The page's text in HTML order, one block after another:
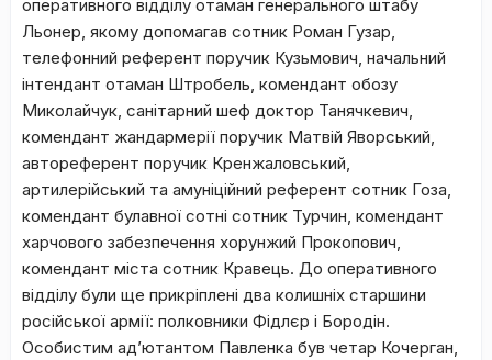
оперативного відділу отаман генерального штабу
Льонер, якому допомагав сотник Роман Гузар,
телефонний референт поручик Кузьмович, начальний
інтендант отаман Штробель, комендант обозу
Миколайчук, санітарний шеф доктор Танячкевич,
комендант жандармерії поручик Матвій Яворський,
автореферент поручик Кренжаловський,
артилерійський та амуніційний референт сотник Гоза,
комендант булавної сотні сотник Турчин, комендант
харчового забезпечення хорунжий Прокопович,
комендант міста сотник Кравець. До оперативного
відділу були ще прикріплені два колишніх старшини
російської армії: полковники Фідлєр і Бородін.
Особистим ад’ютантом Павленка був четар Кочерган,